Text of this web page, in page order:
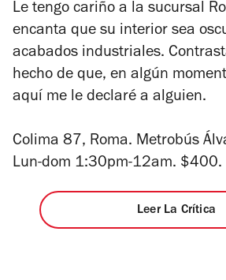
Le tengo cariño a la sucursal
encanta que su interior sea
acabados industriales.
hecho de que, en algún
aquí me le declaré a alguien.
Colima 87, Roma. Metrobús
Lun-dom 1:30pm-12am. $400.
Leer La Crítica